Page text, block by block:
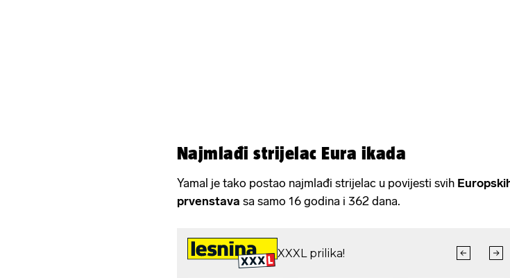
Najmlađi strijelac Eura ikada
Yamal je tako postao najmlađi strijelac u povijesti svih
prvenstava sa samo 16 godina i 362 dana.